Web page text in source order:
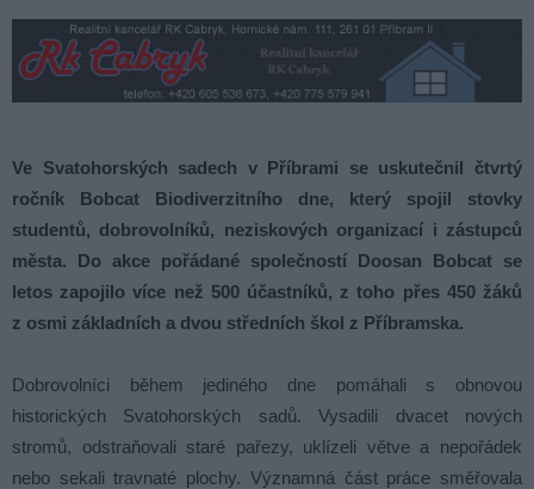
Ve Svatohorských sadech v Příbrami se uskutečnil čtvrtý
ročník Bobcat Biodiverzitního dne, který spojil stovky
studentů, dobrovolníků, neziskových organizací i zástupců
města. Do akce pořádané společností Doosan Bobcat se
letos zapojilo více než 500 účastníků, z toho přes 450 žáků
z osmi základních a dvou středních škol z Příbramska.
Dobrovolníci během jediného dne pomáhali s obnovou
historických Svatohorských sadů. Vysadili dvacet nových
stromů, odstraňovali staré pařezy, uklízeli větve a nepořádek
nebo sekali travnaté plochy. Významná část práce směřovala